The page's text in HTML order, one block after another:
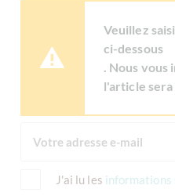
Veuillez
ci-dessous
. Nous vous
l'article sera
J'ai lu les informations